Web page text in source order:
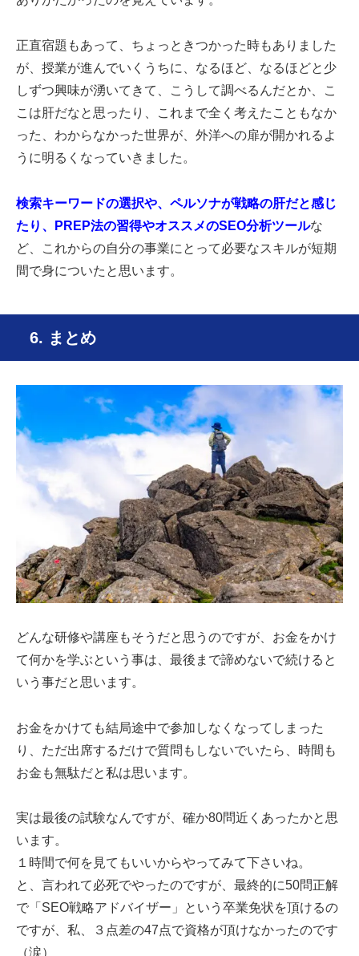
正直宿題もあって、ちょっときつかった時もありました
が、授業が進んでいくうちに、なるほど、なるほどと少
しずつ興味が湧いてきて、こうして調べるんだとか、こ
こは肝だなと思ったり、これまで全く考えたこともなか
った、わからなかった世界が、外洋への扉が開かれるよ
うに明るくなっていきました。
検索キーワードの選択や、ペルソナが戦略の肝だと感じ
たり、PREP法の習得やオススメのSEO分析ツールな
ど、これからの自分の事業にとって必要なスキルが短期
間で身についたと思います。
6. まとめ
どんな研修や講座もそうだと思うのですが、お金をかけ
て何かを学ぶという事は、最後まで諦めないで続けると
いう事だと思います。
お金をかけても結局途中で参加しなくなってしまった
り、ただ出席するだけで質問もしないでいたら、時間も
お金も無駄だと私は思います。
実は最後の試験なんですが、確か80問近くあったかと思
います。
１時間で何を見てもいいからやってみて下さいね。
と、言われて必死でやったのですが、最終的に50問正解
で「SEO戦略アドバイザー」という卒業免状を頂けるの
ですが、私、３点差の47点で資格が頂けなかったのです
（涙）